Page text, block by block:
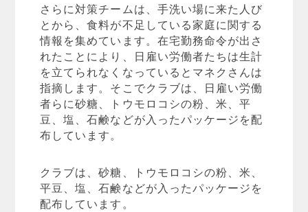
さらに対策チームは、手洗い場に来た人び
とから、食料が不足している家庭に関する
情報を集めています。在宅勤務命令が出さ
れたことにより、日雇い労働者たちは生計
を立てられなくなっているとマネクさんは
指摘します。そこでクラブは、日雇い労働
者らに砂糖、トウモロコシの粉、米、平
豆、塩、石鹸などが入ったパッケージを配
布しています。
クラブは、砂糖、トウモロコシの粉、米、
平豆、塩、石鹸などが入ったパッケージを
配布しています。